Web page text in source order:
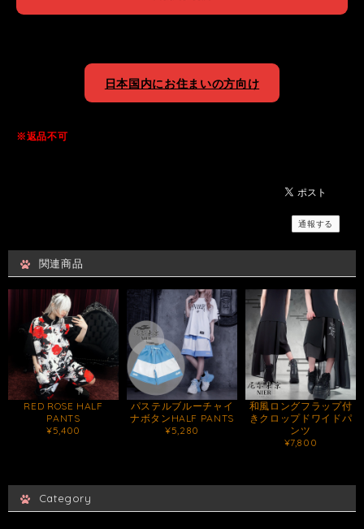
日本国内にお住まいの方向け
※返品不可
通報する
関連商品
RED ROSE HALF
PANTS
¥5,400
パステルブルーチャイ
ナボタンHALF PANTS
¥5,280
和風ロングフラップ付
きクロップドワイドパ
ンツ
¥7,800
Category